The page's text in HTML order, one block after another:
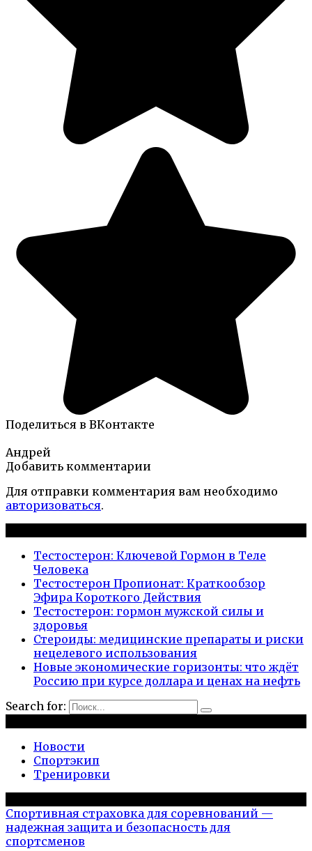
Поделиться в ВКонтакте
Андрей
Добавить комментарии
Для отправки комментария вам необходимо
авторизоваться.
Тестостерон: Ключевой Гормон в Теле
Человека
Тестостерон Пропионат: Краткообзор
Эфира Короткого Действия
Тестостерон: гормон мужской силы и
здоровья
Стероиды: медицинские препараты и риски
нецелевого использования
Новые экономические горизонты: что ждёт
Россию при курсе доллара и ценах на нефть
Search for:
Новости
Спортэкип
Тренировки
Спортивная страховка для соревнований —
надежная защита и безопасность для
спортсменов